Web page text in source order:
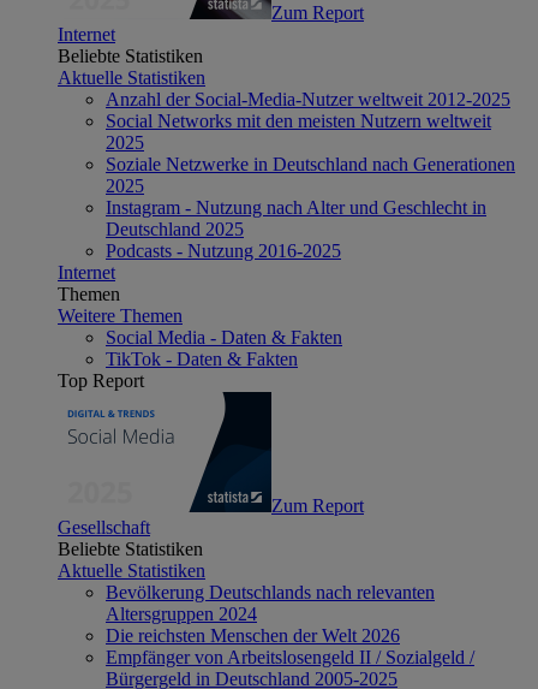
Zum Report
Internet
Beliebte Statistiken
Aktuelle Statistiken
Anzahl der Social-Media-Nutzer weltweit 2012-2025
Social Networks mit den meisten Nutzern weltweit
2025
Soziale Netzwerke in Deutschland nach Generationen
2025
Instagram - Nutzung nach Alter und Geschlecht in
Deutschland 2025
Podcasts - Nutzung 2016-2025
Internet
Themen
Weitere Themen
Social Media - Daten & Fakten
TikTok - Daten & Fakten
Top Report
Zum Report
Gesellschaft
Beliebte Statistiken
Aktuelle Statistiken
Bevölkerung Deutschlands nach relevanten
Altersgruppen 2024
Die reichsten Menschen der Welt 2026
Empfänger von Arbeitslosengeld II / Sozialgeld /
Bürgergeld in Deutschland 2005-2025